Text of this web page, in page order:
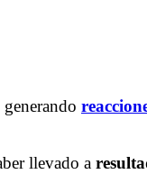
llevado a